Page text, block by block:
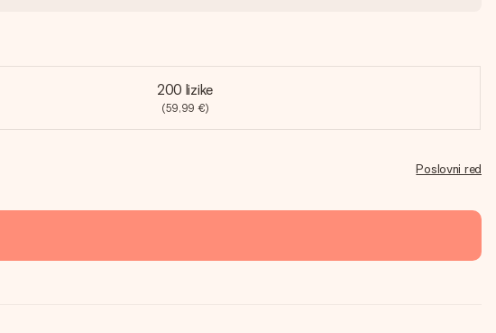
200 lizike
(59,99 €)
Poslovni red